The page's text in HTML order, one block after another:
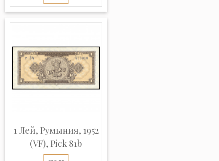
1 Лей, Румыния, 1952
(VF), Pick 81b